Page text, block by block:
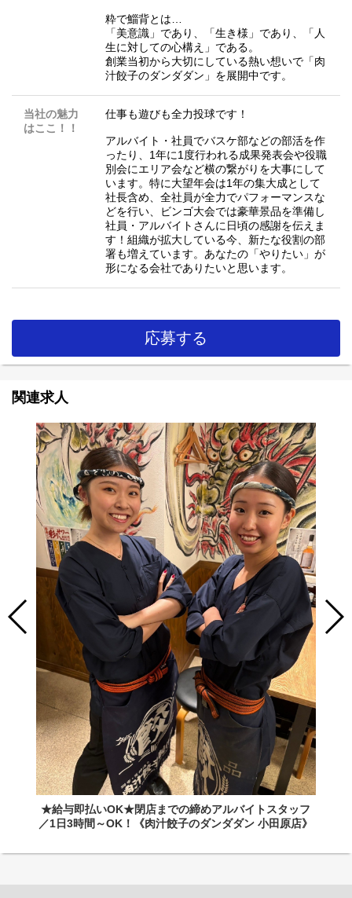
粋で鯔背とは…
「美意識」であり、「生き様」であり、「人
生に対しての心構え」である。
創業当初から大切にしている熱い想いで「肉
汁餃子のダンダダン」を展開中です。
当社の魅力
はここ！！
仕事も遊びも全力投球です！
アルバイト・社員でバスケ部などの部活を作
ったり、1年に1度行われる成果発表会や役職
別会にエリア会など横の繋がりを大事にして
います。特に大望年会は1年の集大成として
社長含め、全社員が全力でパフォーマンスな
どを行い、ビンゴ大会では豪華景品を準備し
社員・アルバイトさんに日頃の感謝を伝えま
す！組織が拡大している今、新たな役割の部
署も増えています。あなたの「やりたい」が
形になる会社でありたいと思います。
応募する
関連求人
★給与即払いOK★閉店までの締めアルバイトスタッフ
／1日3時間～OK！《肉汁餃子のダンダダン 小田原店》